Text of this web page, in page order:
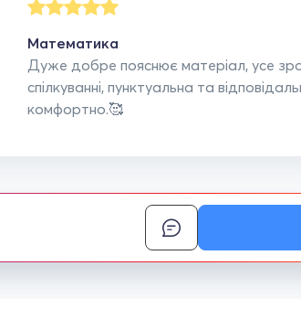
Математика
Дуже добре пояснює матеріал, усе
спілкуванні, пунктуальна та
комфортно.🥰